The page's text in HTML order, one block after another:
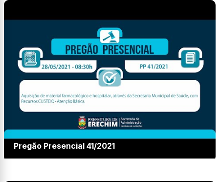
Pregão Presencial 41/2021